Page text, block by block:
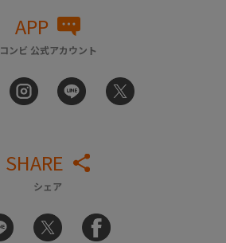
APP
コンビ 公式アカウント
SHARE
シェア